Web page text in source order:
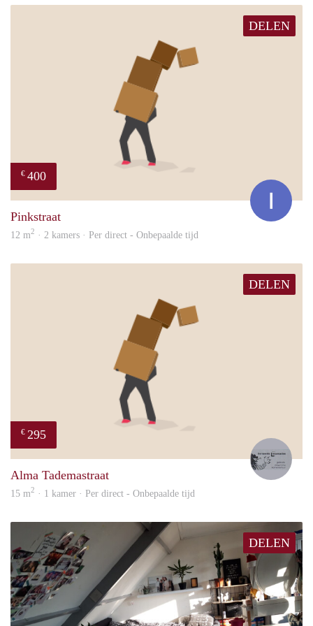
DELEN
€ 400
Pinkstraat
12 m2 · 2 kamers · Per direct - Onbepaalde tijd
DELEN
€ 295
Alma Tademastraat
15 m2 · 1 kamer · Per direct - Onbepaalde tijd
DELEN